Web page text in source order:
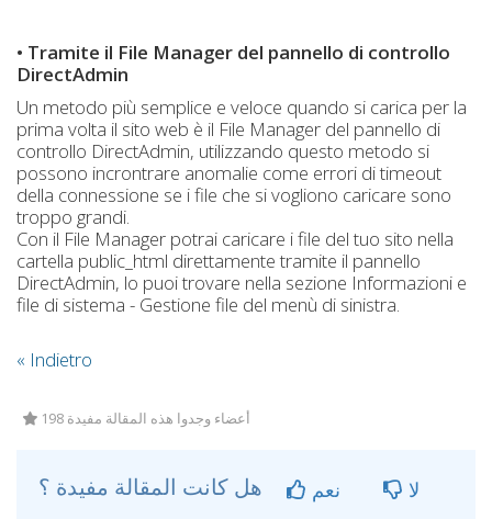
• Tramite il File Manager del pannello di controllo
DirectAdmin
Un metodo più semplice e veloce quando si carica per la
prima volta il sito web è il File Manager del pannello di
controllo DirectAdmin, utilizzando questo metodo si
possono incrontrare anomalie come errori di timeout
della connessione se i file che si vogliono caricare sono
troppo grandi.
Con il File Manager potrai caricare i file del tuo sito nella
cartella public_html direttamente tramite il pannello
DirectAdmin, lo puoi trovare nella sezione Informazioni e
file di sistema - Gestione file del menù di sinistra.
« Indietro
198 أعضاء وجدوا هذه المقالة مفيدة
نعم لا